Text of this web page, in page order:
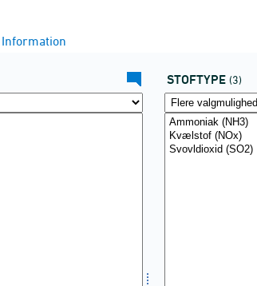
Information
STOFTYPE (3)